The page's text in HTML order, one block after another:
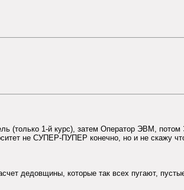
(только 1-й курс), затем Оператор ЭВМ,
не СУПЕР-ПУПЕР конечно, но и не скажу
дедовщины, которые так всех пугают,